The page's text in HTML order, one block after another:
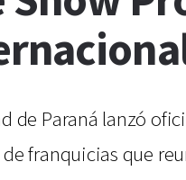
de Paraná lanzó
franquicias que